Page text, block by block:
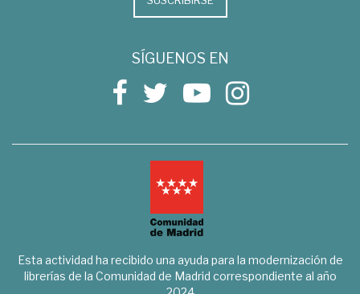
SÍGUENOS EN
Esta actividad ha recibido una ayuda para la modernización de
librerías de la Comunidad de Madrid correspondiente al año